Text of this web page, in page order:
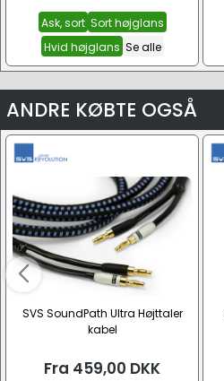
Ask, sort Sort højglans
Hvid højglans Se alle
ANDRE KØBTE OGSÅ
SVS SoundPath Ultra Højttaler
kabel
Fra 459,00 DKK